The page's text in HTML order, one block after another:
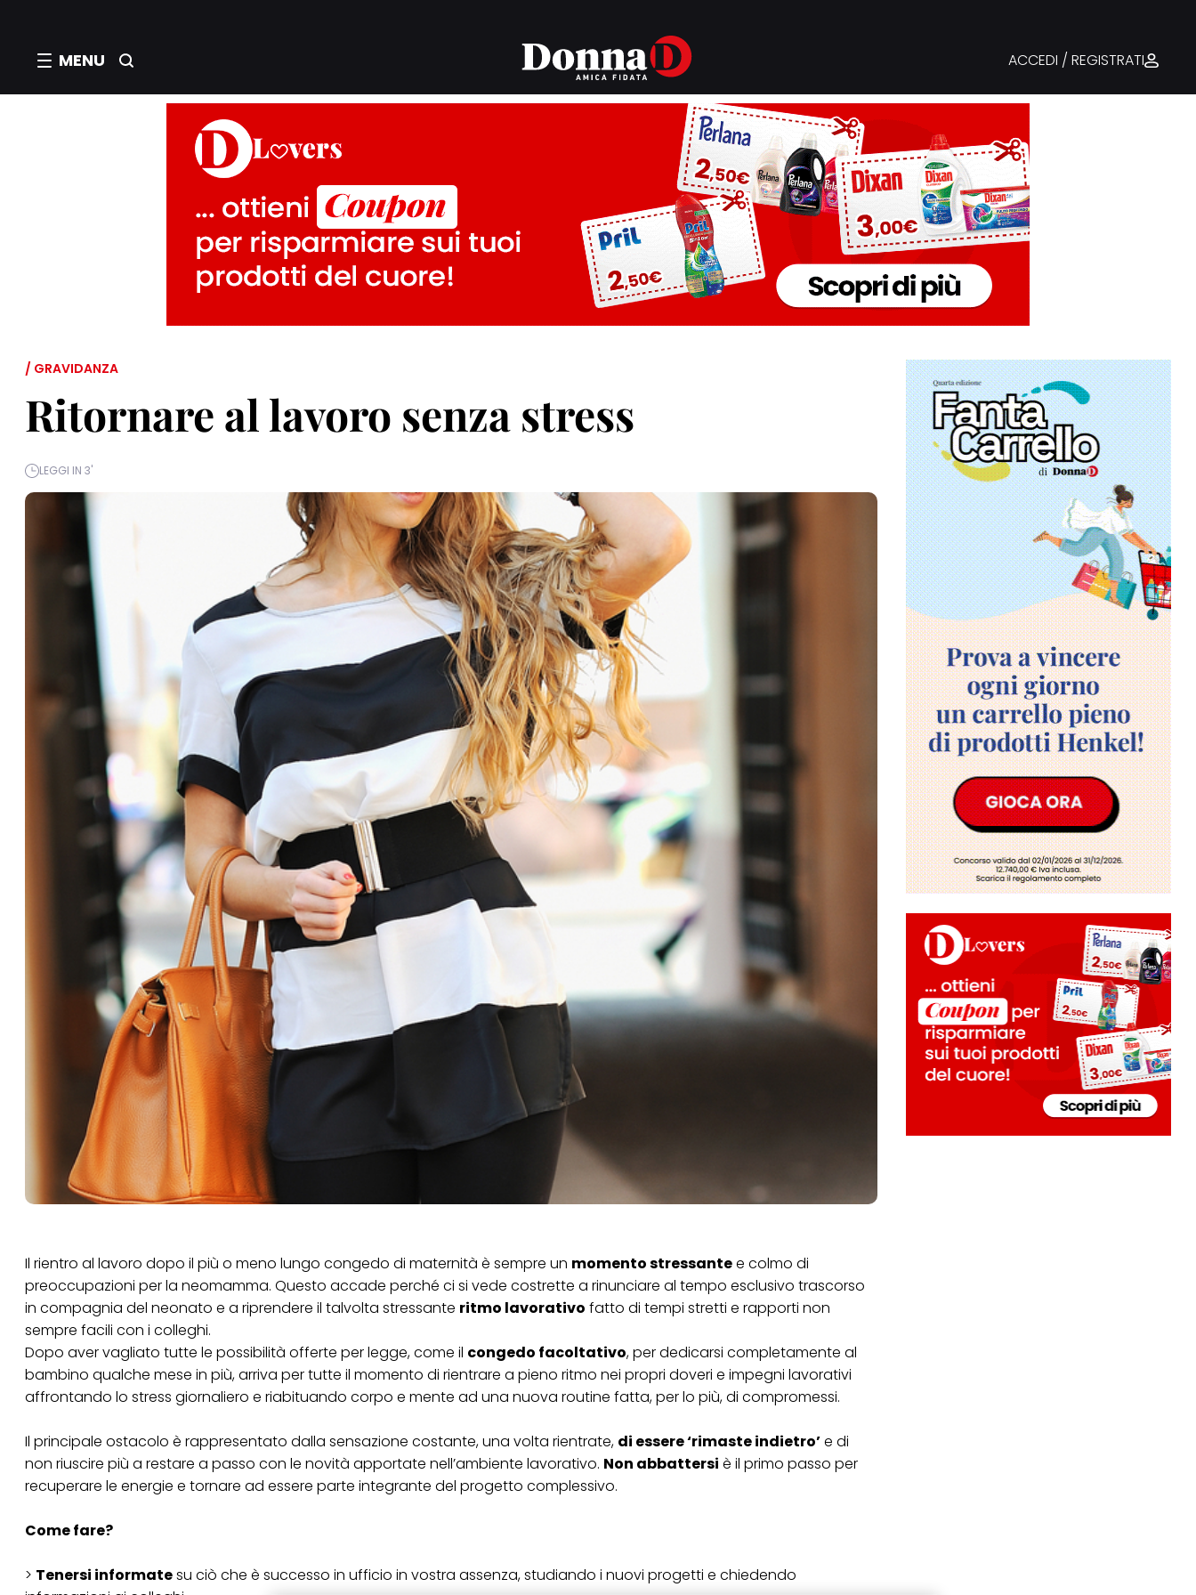
MENU ACCEDI / REGISTRATI
/ GRAVIDANZA
Ritornare al lavoro senza stress
LEGGI IN 3'
Il rientro al lavoro dopo il più o meno lungo congedo di maternità è sempre un momento stressantee colmo di
preoccupazioni per la neomamma. Questo accade perché ci si vede costrette a rinunciare al tempo esclusivo trascorso
in compagnia del neonato e a riprendere il talvolta stressante ritmo lavorativo fatto di tempi stretti e rapporti non
sempre facili con i colleghi.
Dopo aver vagliato tutte le possibilità offerte per legge, come il congedo facoltativo, per dedicarsi completamente al
bambino qualche mese in più, arriva per tutte il momento di rientrare a pieno ritmo nei propri doveri e impegni lavorativi
affrontando lo stress giornaliero e riabituando corpo e mente ad una nuova routine fatta, per lo più, di compromessi.
Il principale ostacolo è rappresentato dalla sensazione costante, una volta rientrate, di essere ‘rimaste indietro’e di
non riuscire più a restare a passo con le novità apportate nell’ambiente lavorativo. Non abbattersi è il primo passo per
recuperare le energie e tornare ad essere parte integrante del progetto complessivo.
Come fare?
> Tenersi informatesu ciò che è successo in ufficio in vostra assenza, studiando i nuovi progetti e chiedendo